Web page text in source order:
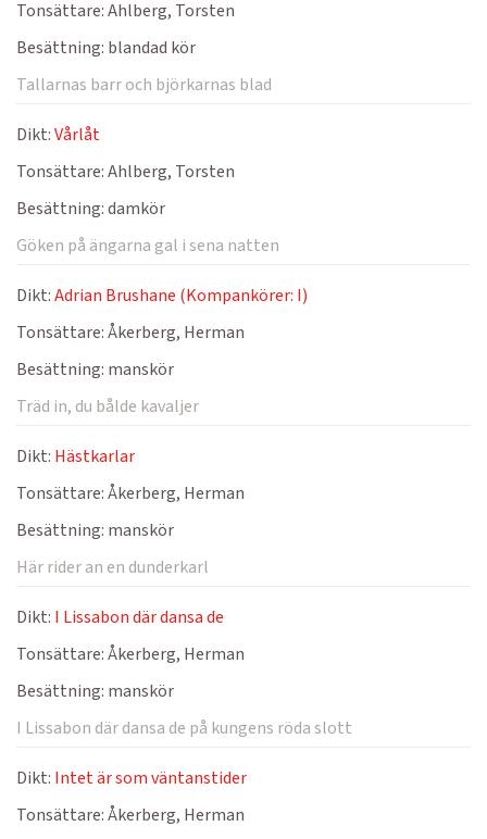
Tonsättare:Ahlberg, Torsten
Besättning: blandad kör
Tallarnas barr och björkarnas blad
Dikt:Vårlåt
Tonsättare:Ahlberg, Torsten
Besättning:damkör
Göken på ängarna gal i sena natten
Dikt:Adrian Brushane (Kompankörer: I)
Tonsättare:Åkerberg, Herman
Besättning: manskör
Träd in, du bålde kavaljer
Dikt: Hästkarlar
Tonsättare:Åkerberg, Herman
Besättning: manskör
Här rider an en dunderkarl
Dikt: I Lissabon där dansa de
Tonsättare:Åkerberg, Herman
Besättning: manskör
I Lissabon där dansa de på kungens röda slott
Dikt: Intet är som väntanstider
Tonsättare:Åkerberg, Herman